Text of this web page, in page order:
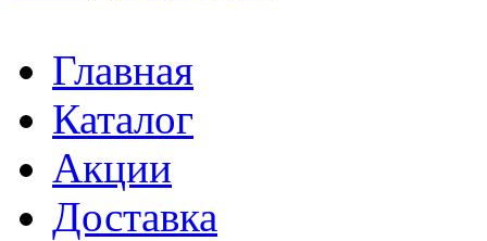
Главная
Каталог
Акции
Доставка